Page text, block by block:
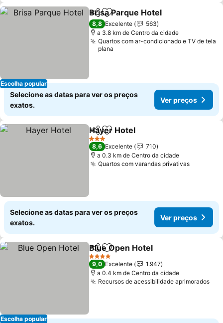
Escolha popular
PartilharAdicionar aos favoritos
Brisa Parque Hotel
8,8 Excelente
563
a 3.8 km de Centro da cidade
Quartos com ar-condicionado e TV de tela
plana
Selecione as datas para ver os preços
exatos.
Ver preços
PartilharAdicionar aos favoritos
Hayer Hotel
3 Estrelas
8,6 Excelente
710
a 0.3 km de Centro da cidade
Quartos com varandas privativas
Selecione as datas para ver os preços
exatos.
Ver preços
Escolha popular
PartilharAdicionar aos favoritos
Blue Open Hotel
4 Estrelas
9,0 Excelente
1.947
a 0.4 km de Centro da cidade
Recursos de acessibilidade aprimorados